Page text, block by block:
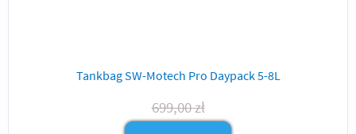
Tankbag SW-Motech Pro Daypack 5-8L
699,00 zł